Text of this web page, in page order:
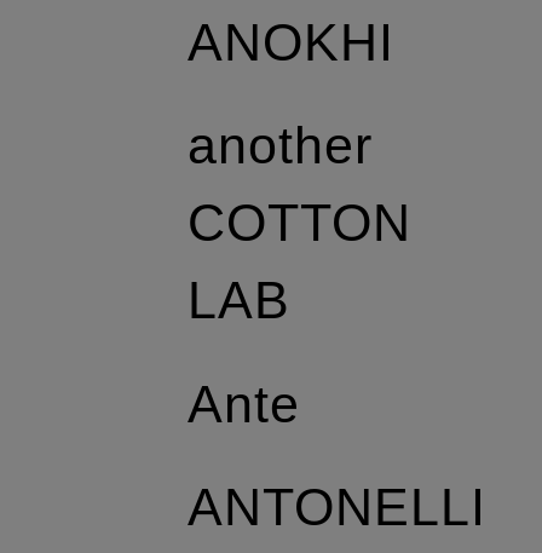
ANOKHI
another
COTTON
LAB
Ante
ANTONELLI